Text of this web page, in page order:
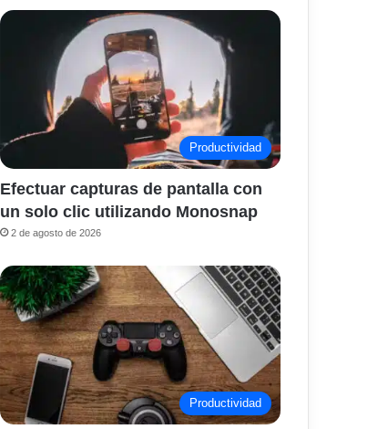
Productividad
Efectuar capturas de pantalla con
un solo clic utilizando Monosnap
2 de agosto de 2026
Productividad